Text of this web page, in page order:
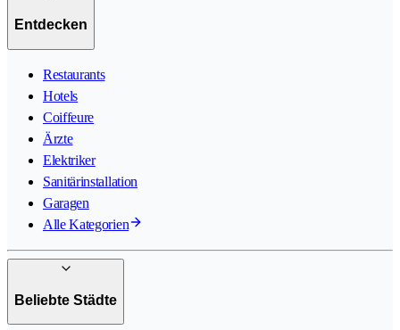
Entdecken
Restaurants
Hotels
Coiffeure
Ärzte
Elektriker
Sanitärinstallation
Garagen
Alle Kategorien
Beliebte Städte